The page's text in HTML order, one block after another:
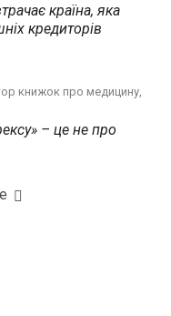
країна, яка
кредиторів
книжок про медицину,
– це не про